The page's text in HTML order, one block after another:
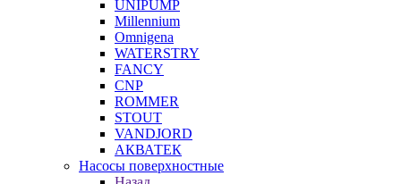
UNIPUMP
Millennium
Omnigena
WATERSTRY
FANCY
CNP
ROMMER
STOUT
VANDJORD
АКВАТЕК
Насосы поверхностные